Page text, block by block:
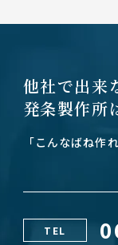
他社で出来
発条製作所
「こんなばね作
TEL